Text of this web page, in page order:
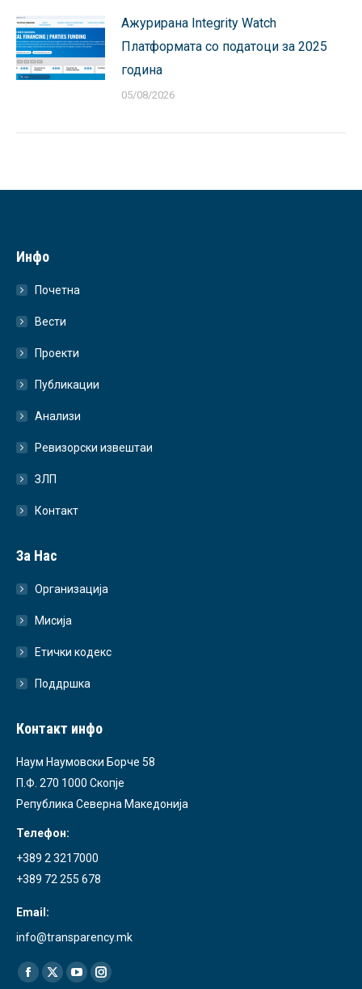
Ажурирана Integrity Watch
Платформата со податоци за 2025
година
05/08/2026
Инфо
Почетна
Вести
Проекти
Публикации
Анализи
Ревизорски извештаи
ЗЛП
Контакт
За Нас
Организација
Мисија
Етички кодекс
Поддршка
Контакт инфо
Наум Наумовски Борче 58
П.Ф. 270 1000 Скопје
Република Северна Македонија
Телефон:
+389 2 3217000
+389 72 255 678
Email:
info@transparency.mk
Find us on:
Facebook
X YouTubeInstagram